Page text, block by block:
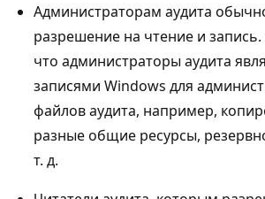
Администраторам аудита
разрешение на чтение и запись.
что администраторы аудита
записями Windows для
файлов аудита, например,
разные общие ресурсы,
т. д.